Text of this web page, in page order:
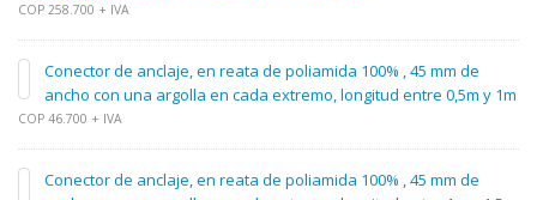
COP 258.700 + IVA
Conector de anclaje, en reata de poliamida 100% , 45 mm de
ancho con una argolla en cada extremo, longitud entre 0,5m y 1m
COP 46.700 + IVA
Conector de anclaje, en reata de poliamida 100% , 45 mm de